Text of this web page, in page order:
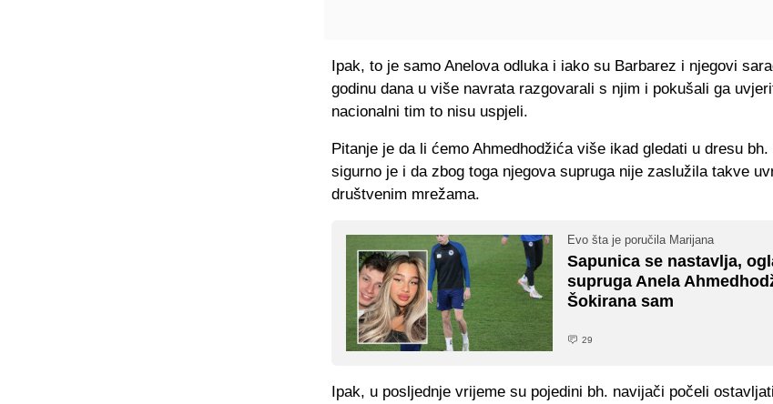
Ipak, to je samo Anelova odluka i iako su Barbarez i njegovi
godinu dana u više navrata razgovarali s njim i pokušali ga
nacionalni tim to nisu uspjeli.
Pitanje je da li ćemo Ahmedhodžića više ikad gledati u dresu
sigurno je i da zbog toga njegova supruga nije zaslužila takve
društvenim mrežama.
Evo šta je poručila Marijana
Sapunica se nastavlja,
supruga Anela
Šokirana sam
29
Ipak, u posljednje vrijeme su pojedini bh. navijači počeli